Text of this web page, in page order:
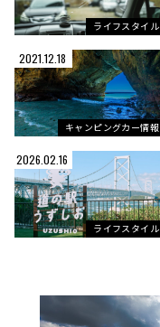
ライフスタイル
2021.12.18
キャンピングカー情報
2026.02.16
ライフスタイル